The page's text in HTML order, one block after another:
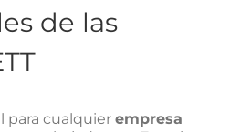
de las
para cualquier empresa